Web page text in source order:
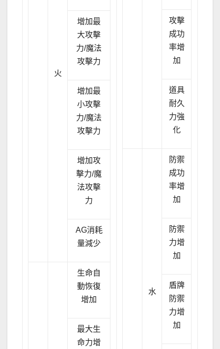
火
增加最
大攻擊
力/魔法
攻擊力
增加最
小攻擊
力/魔法
攻擊力
增加攻
擊力/魔
法攻擊
力
AG消耗
量減少
生命自
動恢復
增加
最大生
命力增
攻擊
成功
率增
加
道具
耐久
力強
化
水
防禦
成功
率增
加
防禦
力增
加
盾牌
防禦
力增
加